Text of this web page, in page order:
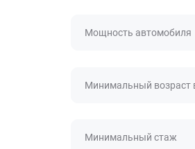
Мощность автомобиля
Минимальный возраст
Минимальный стаж